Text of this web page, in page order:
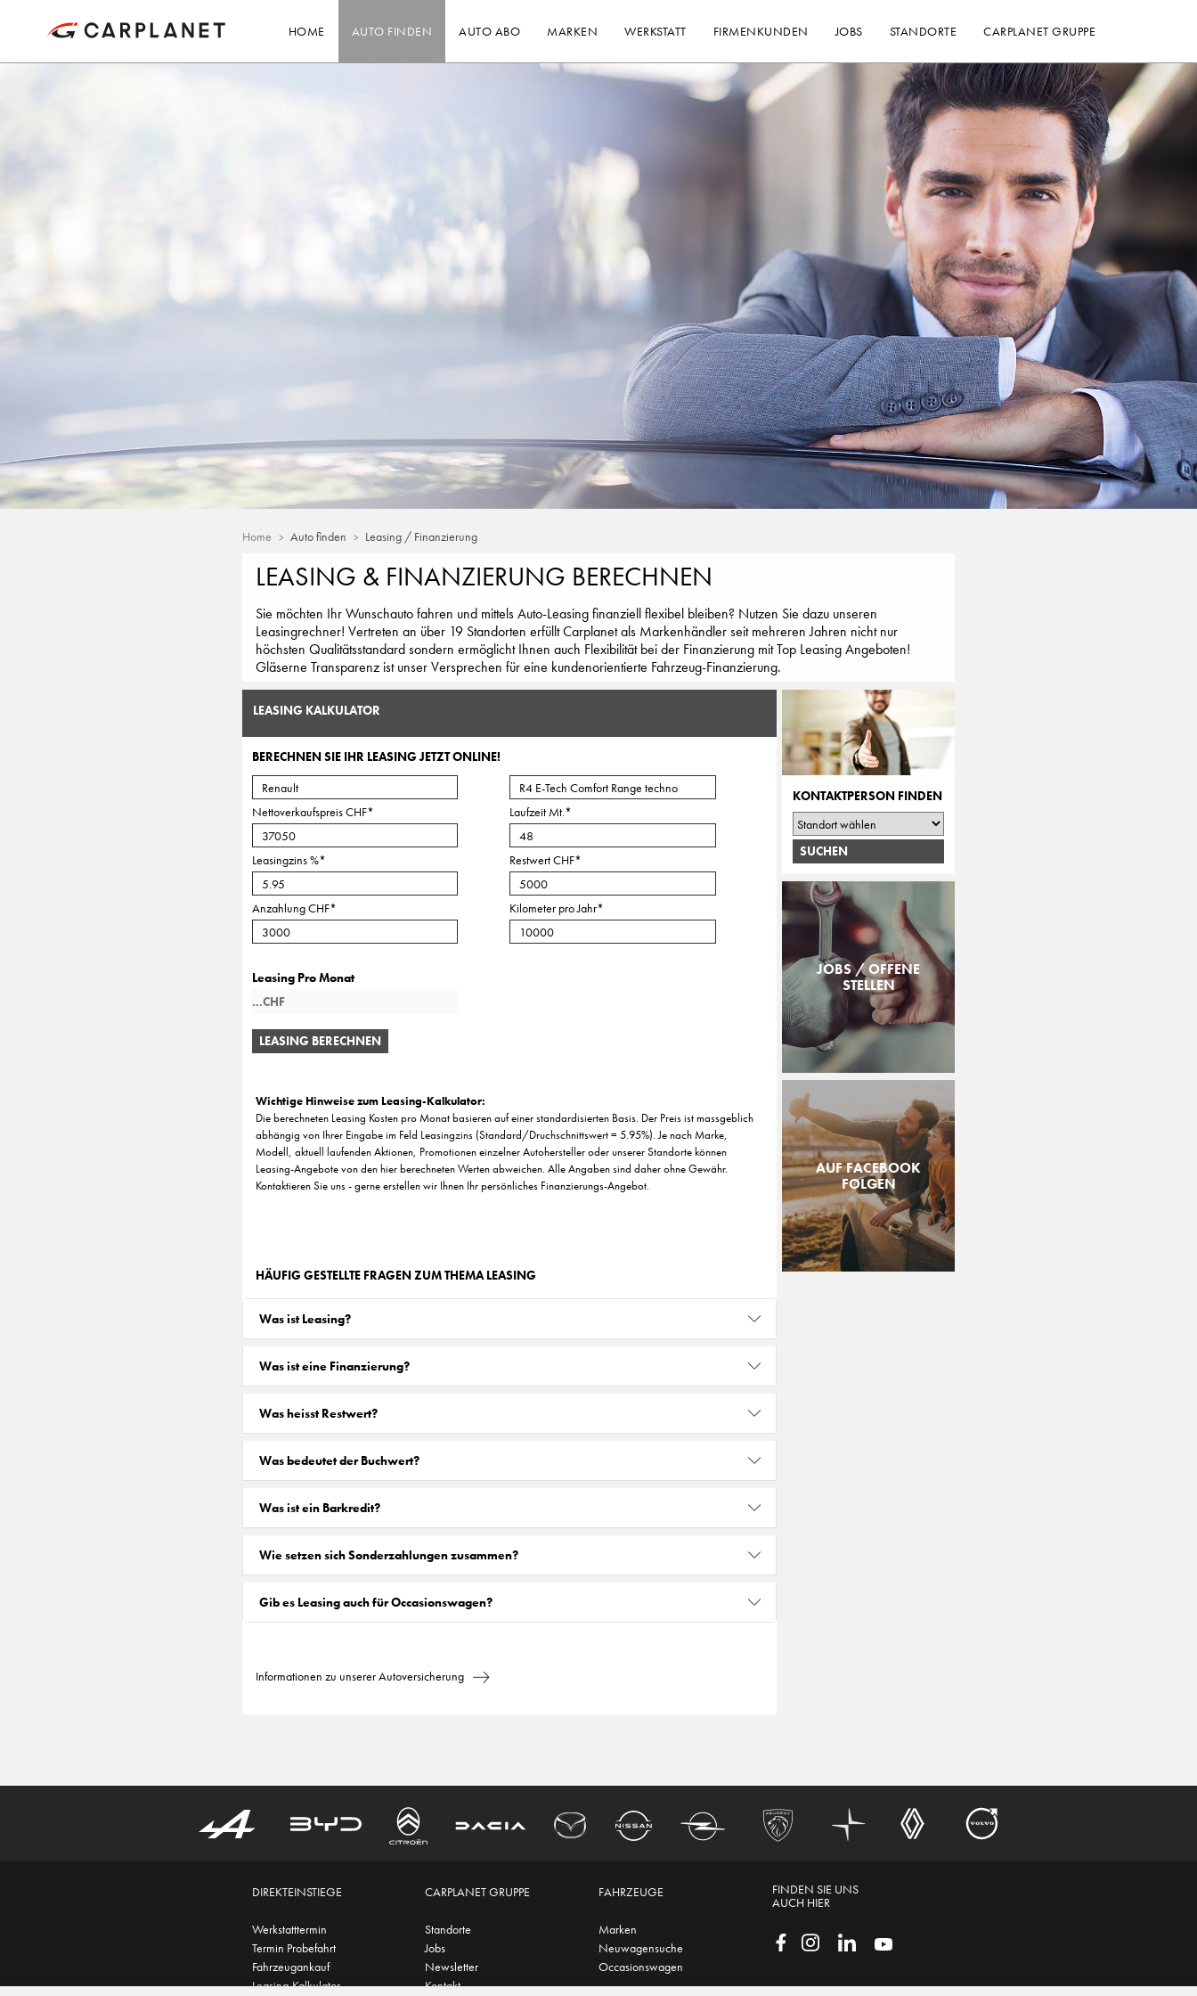
HOME AUTO FINDEN AUTO ABO MARKEN WERKSTATT FIRMENKUNDEN JOBS STANDORTE CARPLANET GRUPPE
Home Auto finden Leasing / Finanzierung
LEASING & FINANZIERUNG BERECHNEN
Sie möchten Ihr Wunschauto fahren und mittels Auto-Leasing finanziell flexibel bleiben? Nutzen Sie dazu unseren
Leasingrechner! Vertreten an über 19 Standorten erfüllt Carplanet als Markenhändler seit mehreren Jahren nicht nur
höchsten Qualitätsstandard sondern ermöglicht Ihnen auch Flexibilität bei der Finanzierung mit Top Leasing Angeboten!
Gläserne Transparenz ist unser Versprechen für eine kundenorientierte Fahrzeug-Finanzierung.
LEASING KALKULATOR
BERECHNEN SIE IHR LEASING JETZT ONLINE!
Nettoverkaufspreis CHF* Laufzeit Mt.*
Leasingzins %* Restwert CHF*
Anzahlung CHF* Kilometer pro Jahr*
Leasing Pro Monat
LEASING BERECHNEN
Wichtige Hinweise zum Leasing-Kalkulator:
Die berechneten Leasing Kosten pro Monat basieren auf einer standardisierten Basis. Der Preis ist massgeblich
abhängig von Ihrer Eingabe im Feld Leasingzins (Standard/Druchschnittswert = 5.95%). Je nach Marke,
Modell, aktuell laufenden Aktionen, Promotionen einzelner Autohersteller oder unserer Standorte können
Leasing-Angebote von den hier berechneten Werten abweichen. Alle Angaben sind daher ohne Gewähr.
Kontaktieren Sie uns - gerne erstellen wir Ihnen Ihr persönliches Finanzierungs-Angebot.
HÄUFIG GESTELLTE FRAGEN ZUM THEMA LEASING
Was ist Leasing?
Was ist eine Finanzierung?
Was heisst Restwert?
Was bedeutet der Buchwert?
Was ist ein Barkredit?
Wie setzen sich Sonderzahlungen zusammen?
Gib es Leasing auch für Occasionswagen?
Informationen zu unserer Autoversicherung
KONTAKTPERSON FINDEN
JOBS / OFFENE
STELLEN
AUF FACEBOOK
FOLGEN
DIREKTEINSTIEGE
Werkstatttermin
Termin Probefahrt
Fahrzeugankauf
Leasing-Kalkulator
CARPLANET GRUPPE
Standorte
Jobs
Newsletter
Kontakt
FAHRZEUGE
Marken
Neuwagensuche
Occasionswagen
FINDEN SIE UNS
AUCH HIER